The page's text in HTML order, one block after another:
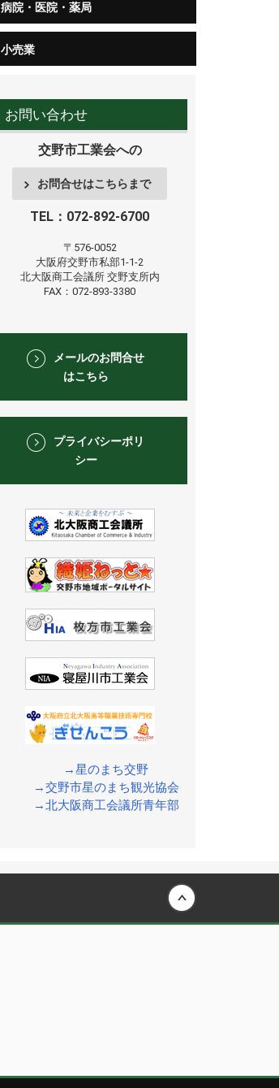
病院・医院・薬局
小売業
お問い合わせ
交野市工業会への
お問合せはこちらまで
TEL：072-892-6700
〒576-0052
大阪府交野市私部1-1-2
北大阪商工会議所 交野支所内
FAX：072-893-3380
メールのお問合せ
はこちら
プライバシーポリ
シー
→星のまち交野
→交野市星のまち観光協会
→北大阪商工会議所青年部